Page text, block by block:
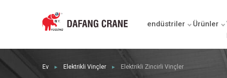
endüstriler Ürünler
Ev ► Elektrikli Vinçler ► Elektrikli Zincirli Vinçler